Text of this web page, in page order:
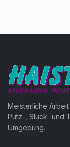
Meisterliche
Putz-, Stuck- und
Umgebung.